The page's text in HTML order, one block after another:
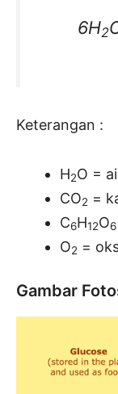
6H2
Keterangan :
H2O =
CO2 =
C6H12O6
O2 =
Gambar